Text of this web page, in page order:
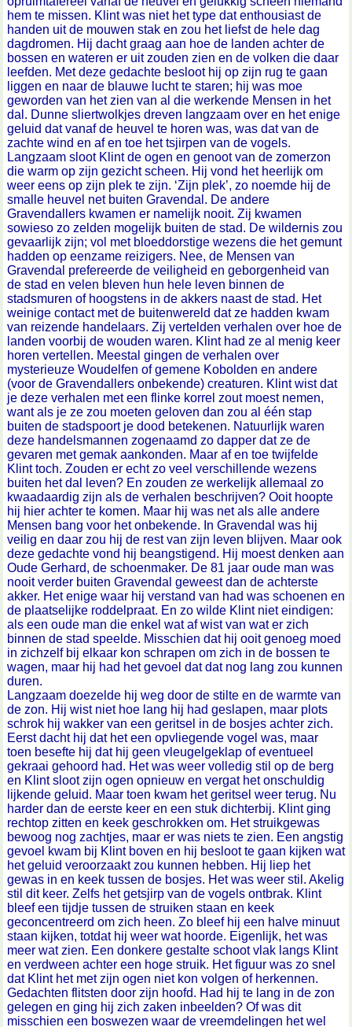
hem te missen. Klint was niet het type dat enthousiast de
handen uit de mouwen stak en zou het liefst de hele dag
dagdromen. Hij dacht graag aan hoe de landen achter de
bossen en wateren er uit zouden zien en de volken die daar
leefden. Met deze gedachte besloot hij op zijn rug te gaan
liggen en naar de blauwe lucht te staren; hij was moe
geworden van het zien van al die werkende Mensen in het
dal. Dunne sliertwolkjes dreven langzaam over en het enige
geluid dat vanaf de heuvel te horen was, was dat van de
zachte wind en af en toe het tsjirpen van de vogels.
Langzaam sloot Klint de ogen en genoot van de zomerzon
die warm op zijn gezicht scheen. Hij vond het heerlijk om
weer eens op zijn plek te zijn. ‘Zijn plek’, zo noemde hij de
smalle heuvel net buiten Gravendal. De andere
Gravendallers kwamen er namelijk nooit. Zij kwamen
sowieso zo zelden mogelijk buiten de stad. De wildernis zou
gevaarlijk zijn; vol met bloeddorstige wezens die het gemunt
hadden op eenzame reizigers. Nee, de Mensen van
Gravendal prefereerde de veiligheid en geborgenheid van
de stad en velen bleven hun hele leven binnen de
stadsmuren of hoogstens in de akkers naast de stad. Het
weinige contact met de buitenwereld dat ze hadden kwam
van reizende handelaars. Zij vertelden verhalen over hoe de
landen voorbij de wouden waren. Klint had ze al menig keer
horen vertellen. Meestal gingen de verhalen over
mysterieuze Woudelfen of gemene Kobolden en andere
(voor de Gravendallers onbekende) creaturen. Klint wist dat
je deze verhalen met een flinke korrel zout moest nemen,
want als je ze zou moeten geloven dan zou al één stap
buiten de stadspoort je dood betekenen. Natuurlijk waren
deze handelsmannen zogenaamd zo dapper dat ze de
gevaren met gemak aankonden. Maar af en toe twijfelde
Klint toch. Zouden er echt zo veel verschillende wezens
buiten het dal leven? En zouden ze werkelijk allemaal zo
kwaadaardig zijn als de verhalen beschrijven? Ooit hoopte
hij hier achter te komen. Maar hij was net als alle andere
Mensen bang voor het onbekende. In Gravendal was hij
veilig en daar zou hij de rest van zijn leven blijven. Maar ook
deze gedachte vond hij beangstigend. Hij moest denken aan
Oude Gerhard, de schoenmaker. De 81 jaar oude man was
nooit verder buiten Gravendal geweest dan de achterste
akker. Het enige waar hij verstand van had was schoenen en
de plaatselijke roddelpraat. En zo wilde Klint niet eindigen:
als een oude man die enkel wat af wist van wat er zich
binnen de stad speelde. Misschien dat hij ooit genoeg moed
in zichzelf bij elkaar kon schrapen om zich in de bossen te
wagen, maar hij had het gevoel dat dat nog lang zou kunnen
duren.
Langzaam doezelde hij weg door de stilte en de warmte van
de zon. Hij wist niet hoe lang hij had geslapen, maar plots
schrok hij wakker van een geritsel in de bosjes achter zich.
Eerst dacht hij dat het een opvliegende vogel was, maar
toen besefte hij dat hij geen vleugelgeklap of eventueel
gekraai gehoord had. Het was weer volledig stil op de berg
en Klint sloot zijn ogen opnieuw en vergat het onschuldig
lijkende geluid. Maar toen kwam het geritsel weer terug. Nu
harder dan de eerste keer en een stuk dichterbij. Klint ging
rechtop zitten en keek geschrokken om. Het struikgewas
bewoog nog zachtjes, maar er was niets te zien. Een angstig
gevoel kwam bij Klint boven en hij besloot te gaan kijken wat
het geluid veroorzaakt zou kunnen hebben. Hij liep het
gewas in en keek tussen de bosjes. Het was weer stil. Akelig
stil dit keer. Zelfs het getsjirp van de vogels ontbrak. Klint
bleef een tijdje tussen de struiken staan en keek
geconcentreerd om zich heen. Zo bleef hij een halve minuut
staan kijken, totdat hij weer wat hoorde. Eigenlijk, het was
meer wat zien. Een donkere gestalte schoot vlak langs Klint
en verdween achter een hoge struik. Het figuur was zo snel
dat Klint het met zijn ogen niet kon volgen of herkennen.
Gedachten flitsten door zijn hoofd. Had hij te lang in de zon
gelegen en ging hij zich zaken inbeelden? Of was dit
misschien een boswezen waar de vreemdelingen het wel